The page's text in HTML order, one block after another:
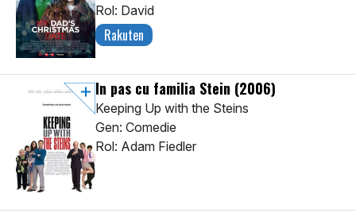
Rol: David
Rakuten
In pas cu familia Stein (2006)
Keeping Up with the Steins
Gen: Comedie
Rol: Adam Fiedler